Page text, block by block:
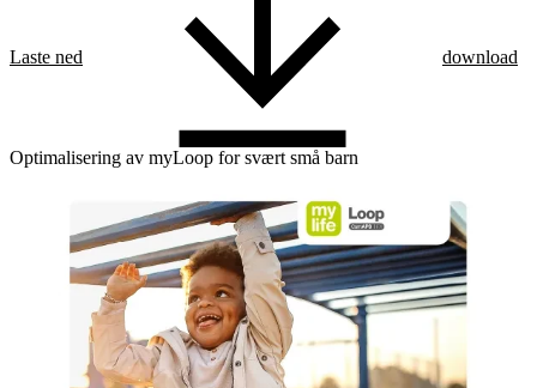
Laste ned download
Optimalisering av myLoop for svært små barn